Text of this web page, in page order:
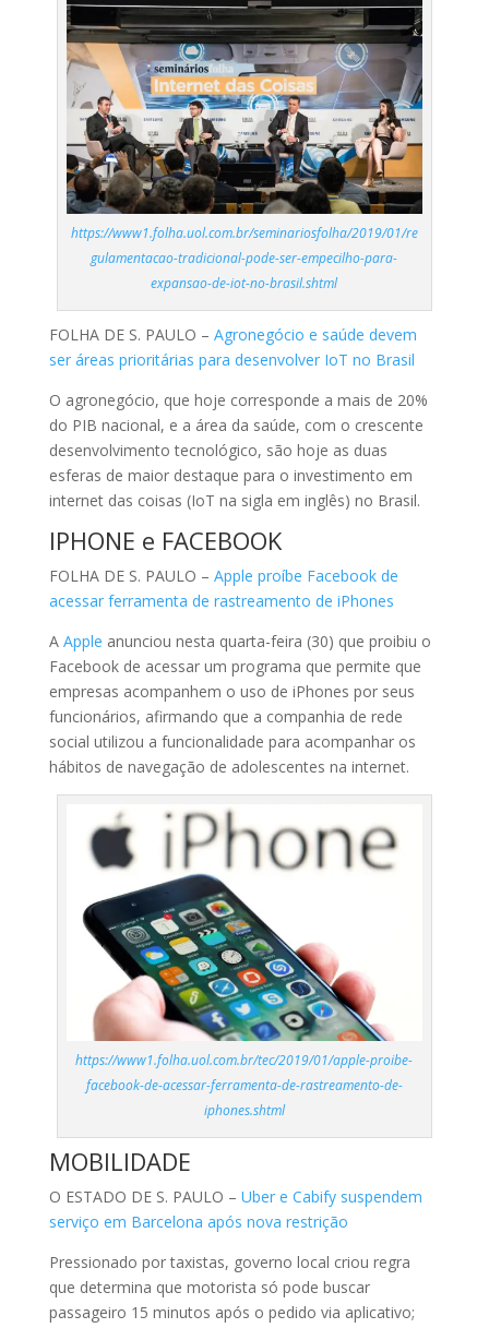
https://www1.folha.uol.com.br/seminariosfolha/2019/01/re
gulamentacao-tradicional-pode-ser-empecilho-para-
expansao-de-iot-no-brasil.shtml
FOLHA DE S. PAULO – Agronegócio e saúde devem
ser áreas prioritárias para desenvolver IoT no Brasil
O agronegócio, que hoje corresponde a mais de 20%
do PIB nacional, e a área da saúde, com o crescente
desenvolvimento tecnológico, são hoje as duas
esferas de maior destaque para o investimento em
internet das coisas (IoT na sigla em inglês) no Brasil.
IPHONE e FACEBOOK
FOLHA DE S. PAULO – Apple proíbe Facebook de
acessar ferramenta de rastreamento de iPhones
A Apple anunciou nesta quarta-feira (30) que proibiu o
Facebook de acessar um programa que permite que
empresas acompanhem o uso de iPhones por seus
funcionários, afirmando que a companhia de rede
social utilizou a funcionalidade para acompanhar os
hábitos de navegação de adolescentes na internet.
https://www1.folha.uol.com.br/tec/2019/01/apple-proibe-
facebook-de-acessar-ferramenta-de-rastreamento-de-
iphones.shtml
MOBILIDADE
O ESTADO DE S. PAULO – Uber e Cabify suspendem
serviço em Barcelona após nova restrição
Pressionado por taxistas, governo local criou regra
que determina que motorista só pode buscar
passageiro 15 minutos após o pedido via aplicativo;